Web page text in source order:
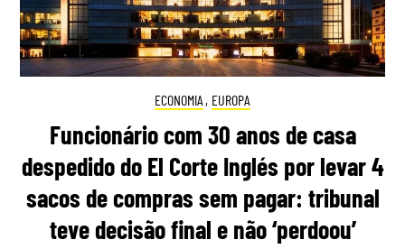
ECONOMIA , EUROPA
Funcionário com 30 anos de casa
despedido do El Corte Inglés por levar 4
sacos de compras sem pagar: tribunal
teve decisão final e não ‘perdoou’